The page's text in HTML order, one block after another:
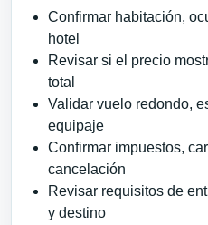
Confirmar habitación,
hotel
Revisar si el precio
total
Validar vuelo redondo,
equipaje
Confirmar impuestos,
cancelación
Revisar requisitos de
y destino